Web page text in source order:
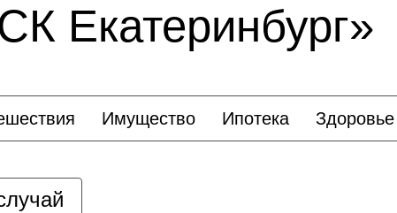
Екатеринбург»
Имущество Ипотека Здоровье